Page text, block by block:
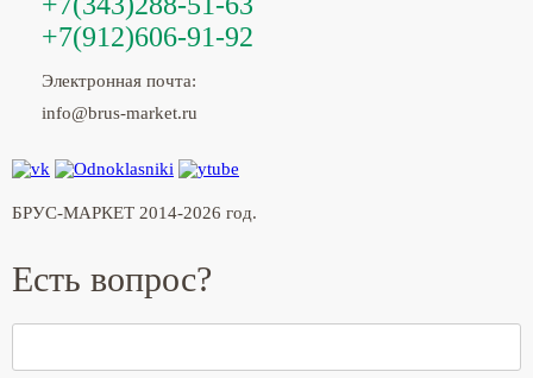
+7(912)606-91-92
Электронная почта:
info@brus-market.ru
БРУС-МАРКЕТ 2014-2026 год.
Есть вопрос?